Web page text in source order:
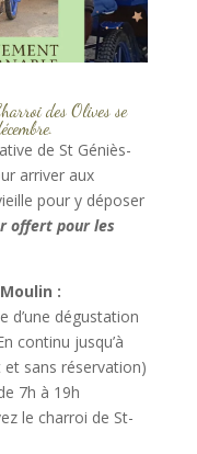
des Olives se
de St Géniès-
arriver aux
pour y déposer
offert pour les
:
d’une dégustation
continu jusqu’à
et sans réservation)
7h à 19h
le charroi de St-